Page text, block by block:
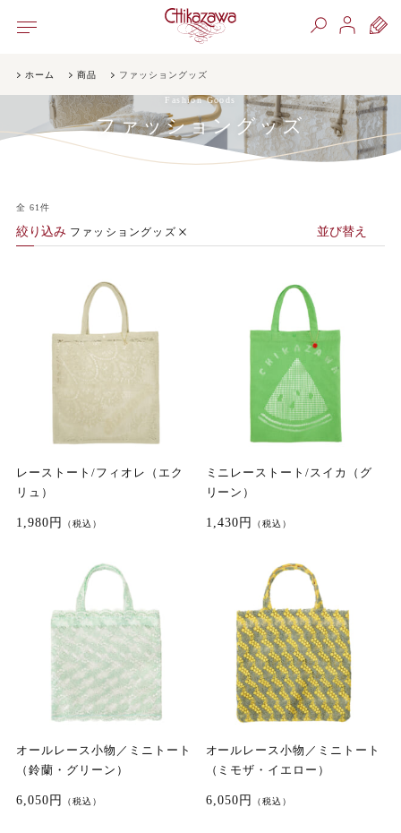
ホーム 商品 ファッショングッズ
Fashion Goods
ファッショングッズ
全 61 件
絞り込み ファッショングッズ 並び替え
レーストート/フィオレ（エク
リュ）
1,980円 （税込）
ミニレーストート/スイカ（グ
リーン）
1,430円 （税込）
オールレース小物／ミニトート
（鈴蘭・グリーン）
6,050円 （税込）
オールレース小物／ミニトート
（ミモザ・イエロー）
6,050円 （税込）